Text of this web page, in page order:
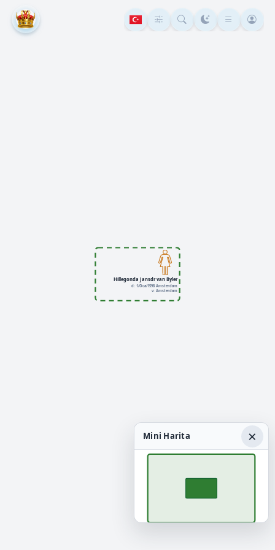
Hillegonda Jansdr van Byler
d: 1/Oca/1598 Amsterdam
v: Amsterdam
Mini Harita ×